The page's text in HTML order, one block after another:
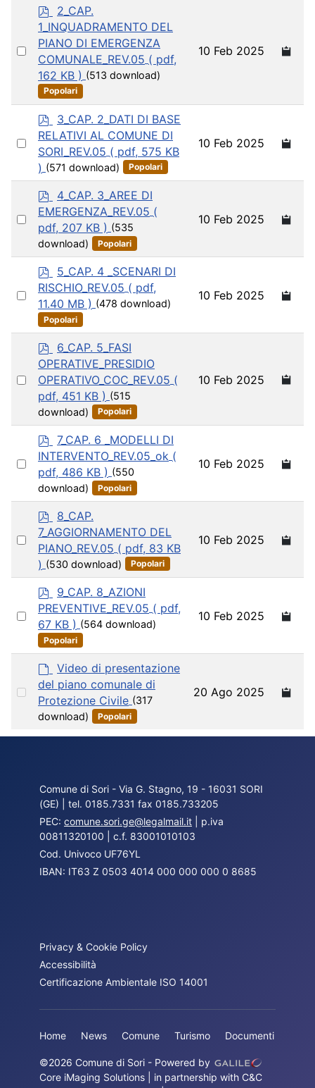
Select
item
p
d
f
2_CAP.
1_INQUADRAMENTO DEL
PIANO DI EMERGENZA
COMUNALE_REV.05 ( pdf,
162 KB ) (513 download)
Popolari
10 Feb 2025
Select
item
p
d
f
3_CAP. 2_DATI DI BASE
RELATIVI AL COMUNE DI
SORI_REV.05 ( pdf, 575 KB
) (571 download) Popolari
10 Feb 2025
Select
p
d
f
4_CAP. 3_AREE DI
EMERGENZA_REV.05 (
pdf, 207 KB ) (535
download)
Popolari
10 Feb 2025
Select
item
p
d
f
5_CAP. 4 _SCENARI DI
RISCHIO_REV.05 ( pdf,
11.40 MB ) (478 download)
Popolari
10 Feb 2025
Select
item
p
d
f
6_CAP. 5_FASI
OPERATIVE_PRESIDIO
OPERATIVO_COC_REV.05 (
pdf, 451 KB ) (515
download)
Popolari
10 Feb 2025
Select
p
d
f
7_CAP. 6 _MODELLI DI
INTERVENTO_REV.05_ok (
pdf, 486 KB ) (550
download)
Popolari
10 Feb 2025
Select
item
p
d
f
8_CAP.
7_AGGIORNAMENTO DEL
PIANO_REV.05 ( pdf, 83 KB
) (530 download) Popolari
10 Feb 2025
Select
item
p
d
f
9_CAP. 8_AZIONI
PREVENTIVE_REV.05 ( pdf,
67 KB ) (564 download)
Popolari
10 Feb 2025
Select
d
e
f
a
u
l
Video di presentazione
del piano comunale di
Protezione Civile (317
download)
Popolari
20 Ago 2025
Comune di Sori - Via G. Stagno, 19 - 16031 SORI
(GE) | tel. 0185.7331 fax 0185.733205
PEC: comune.sori.ge@legalmail.it | p.iva
00811320100 | c.f. 83001010103
Cod. Univoco UF76YL
IBAN: IT63 Z 0503 4014 000 000 000 0 8685
Privacy & Cookie Policy
Accessibilità
Certificazione Ambientale ISO 14001
Home News Comune Turismo Documenti
©2026 Comune di Sori - Powered by
Core iMaging Solutions | in partnership with C&C